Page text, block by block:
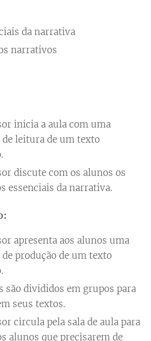
da narrativa
narrativos
inicia a aula com uma
de leitura de um texto
discute com os alunos os
essenciais da narrativa.
apresenta aos alunos uma
produção de um texto
são divididos em grupos para
seus textos.
circula pela sala de aula para
alunos que precisarem de